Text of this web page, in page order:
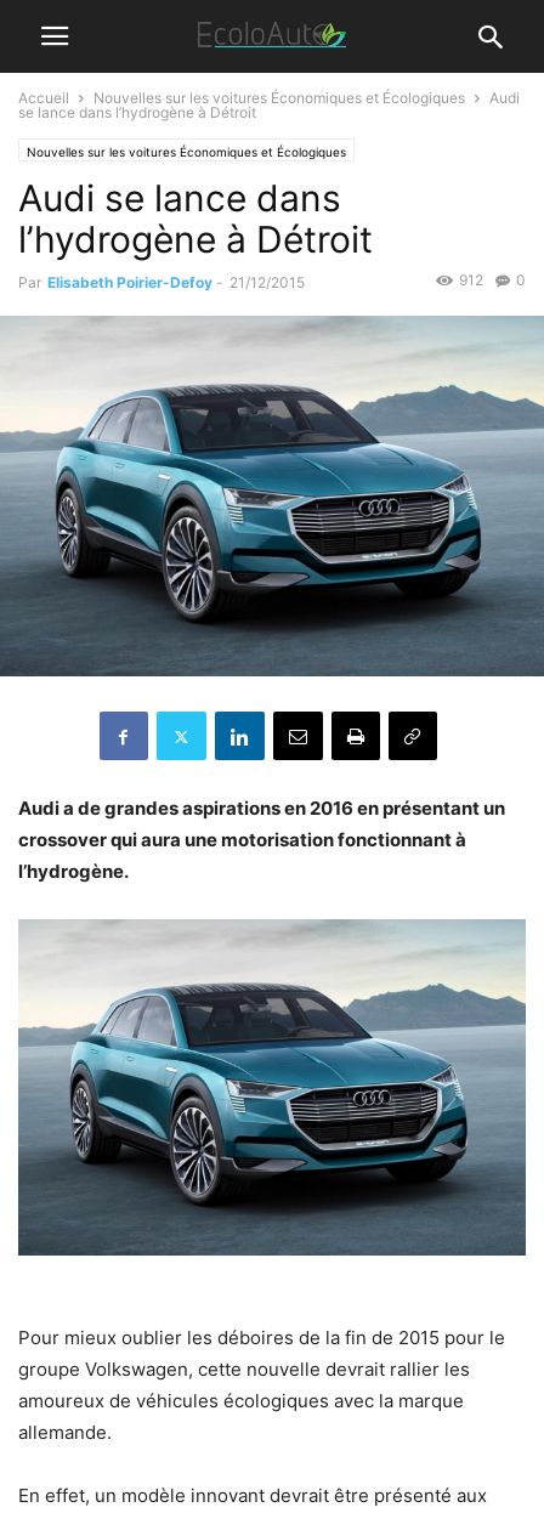
Accueil Nouvelles sur les voitures Économiques et Écologiques
Audi
se lance dans l’hydrogène à Détroit
Nouvelles sur les voitures Économiques et Écologiques
Audi se lance dans
l’hydrogène à Détroit
Par Elisabeth Poirier-Defoy - 21/12/2015 0
912
Audi a de grandes aspirations en 2016 en présentant un
crossover qui aura une motorisation fonctionnant à
l’hydrogène.
Pour mieux oublier les déboires de la fin de 2015 pour le
groupe Volkswagen, cette nouvelle devrait rallier les
amoureux de véhicules écologiques avec la marque
allemande.
En effet, un modèle innovant devrait être présenté aux